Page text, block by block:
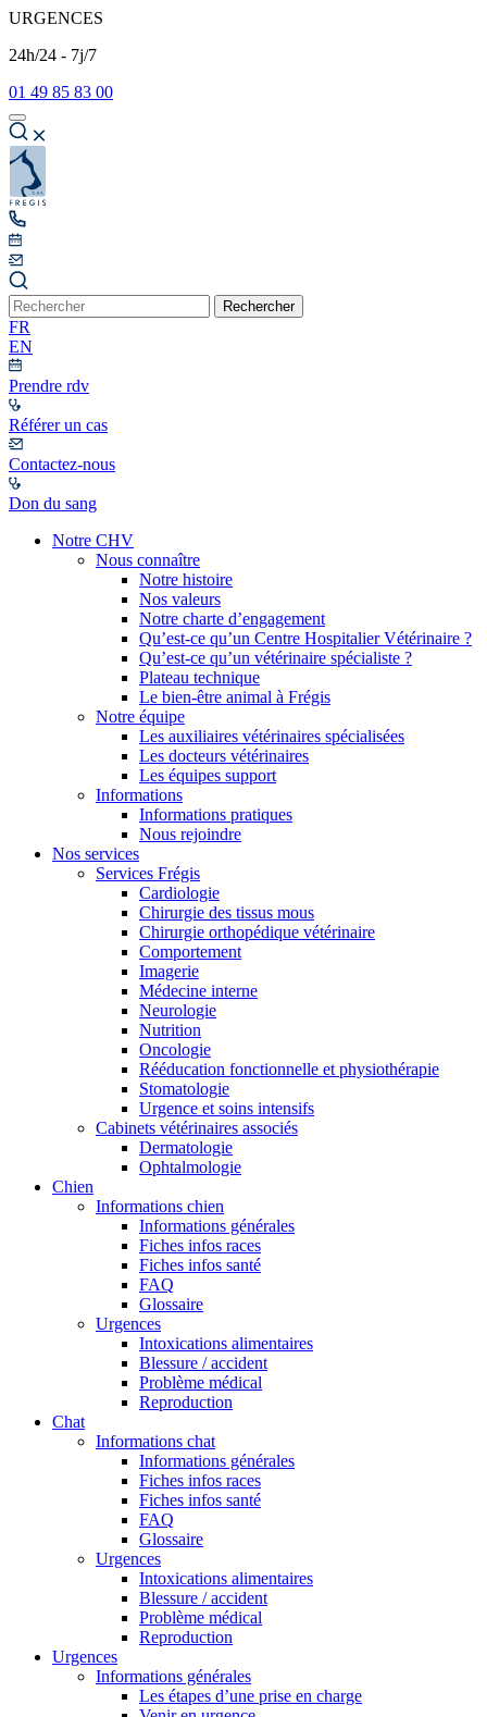
URGENCES
24h/24 - 7j/7
01 49 85 83 00
Rechercher
FR
EN
Prendre rdv
Référer un cas
Contactez-nous
Don du sang
Notre CHV
Nous connaître
Notre histoire
Nos valeurs
Notre charte d’engagement
Qu’est-ce qu’un Centre Hospitalier Vétérinaire ?
Qu’est-ce qu’un vétérinaire spécialiste ?
Plateau technique
Le bien-être animal à Frégis
Notre équipe
Les auxiliaires vétérinaires spécialisées
Les docteurs vétérinaires
Les équipes support
Informations
Informations pratiques
Nous rejoindre
Nos services
Services Frégis
Cardiologie
Chirurgie des tissus mous
Chirurgie orthopédique vétérinaire
Comportement
Imagerie
Médecine interne
Neurologie
Nutrition
Oncologie
Rééducation fonctionnelle et physiothérapie
Stomatologie
Urgence et soins intensifs
Cabinets vétérinaires associés
Dermatologie
Ophtalmologie
Chien
Informations chien
Informations générales
Fiches infos races
Fiches infos santé
FAQ
Glossaire
Urgences
Intoxications alimentaires
Blessure / accident
Problème médical
Reproduction
Chat
Informations chat
Informations générales
Fiches infos races
Fiches infos santé
FAQ
Glossaire
Urgences
Intoxications alimentaires
Blessure / accident
Problème médical
Reproduction
Urgences
Informations générales
Les étapes d’une prise en charge